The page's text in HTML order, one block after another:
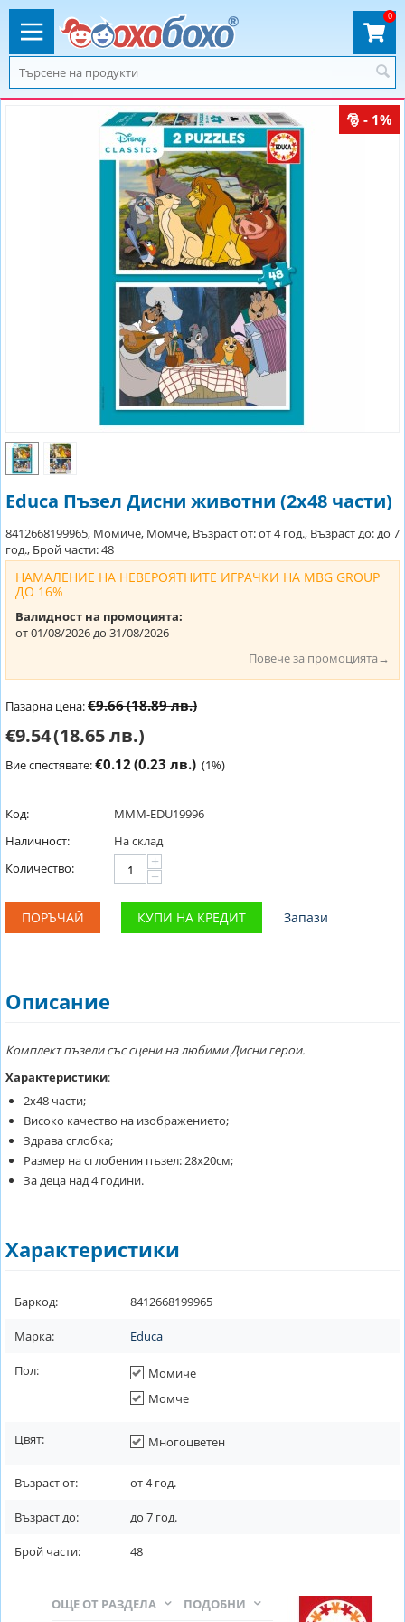
0
- 1%
Educa Пъзел Дисни животни (2х48 части)
8412668199965, Момиче, Момче, Възраст от: от 4 год., Възраст до: до 7
год., Брой части: 48
НАМАЛЕНИЕ НА НЕВЕРОЯТНИТЕ ИГРАЧКИ НА MBG GROUP
ДО 16%
Валидност на промоцията:
от 01/08/2026 до 31/08/2026
Повече за промоцията→
Пазарна цена:€9.66(18.89 лв.)
€9.54(18.65 лв.)
Вие спестявате:€0.12 (0.23 лв.) (1%)
Код:
MMM-EDU19996
Наличност:
На склад
Количество:
+
−
ПОРЪЧАЙ КУПИ НА КРЕДИТ Запази
Описание
Комплект пъзели със сцени на любими Дисни герои.
Характеристики:
2х48 части;
Високо качество на изображението;
Здрава сглобка;
Размер на сглобения пъзел: 28х20см;
За деца над 4 години.
Характеристики
Баркод: 8412668199965
Марка: Educa
Пол:
Момиче
Момче
Цвят: Многоцветен
Възраст от: от4год.
Възраст до: до 7 год.
Брой части: 48
ПОДОБНИ
ОЩЕ ОТ РАЗДЕЛА